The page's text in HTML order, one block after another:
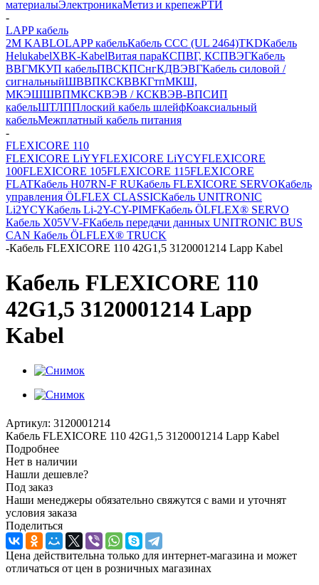
материалыЭлектроникаМетиз и крепежРТИ
-
LAPP кабель
2M KABLOLAPP кабельКабель CCC (UL 2464)TKDКабель
HelukabelXBK-KabelВитая параКСПВГ, КСПВЭГКабель
ВВГМКУП кабельПВСКПСнгКДВЭВГКабель силовой /
сигнальныйШВВПКСКВВКГтпМКШ,
МКЭШШВПМКСКВЭВ / КСКВЭВ-ВПСИП
кабельШТЛППлоский кабель шлейфКоаксиальный
кабельМежплатный кабель питания
-
FLEXICORE 110
FLEXICORE LiYYFLEXICORE LiYCYFLEXICORE
100FLEXICORE 105FLEXICORE 115FLEXICORE
FLATКабель H07RN-F RUКабель FLEXICORE SERVOКабель
управления ÖLFLEX CLASSICКабель UNITRONIC
Li2YCYКабель Li-2Y-CY-PIMFКабель ÖLFLEX® SERVO
Кабель X05VV-FКабель передачи данных UNITRONIC BUS
CAN Кабель ÖLFLEX® TRUCK
-Кабель FLEXICORE 110 42G1,5 3120001214 Lapp Kabel
Кабель FLEXICORE 110
42G1,5 3120001214 Lapp
Kabel
Артикул: 3120001214
Кабель FLEXICORE 110 42G1,5 3120001214 Lapp Kabel
Подробнее
Нет в наличии
Нашли дешевле?
Под заказ
Наши менеджеры обязательно свяжутся с вами и уточнят
условия заказа
Поделиться
Цена действительна только для интернет-магазина и может
отличаться от цен в розничных магазинах